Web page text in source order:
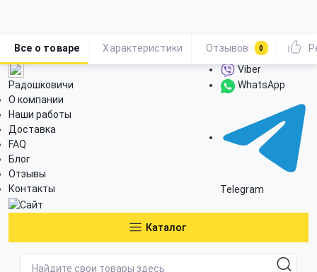
Радошковичи
О компании
Наши работы
Доставка
FAQ
Блог
Отзывы
Контакты
Viber
WhatsApp
Telegram
Каталог
Все о товаре Характеристики Отзывов 0